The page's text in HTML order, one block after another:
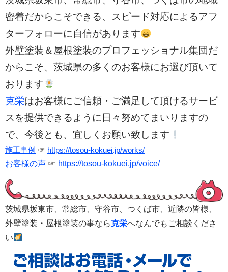
密着だからこそできる、スピード対応によるアフ
ターフォローに自信があります
外壁塗装＆屋根塗装のプロフェッショナル集団だ
からこそ、茨城県の多くのお客様にお選び頂いて
おります
克栄はお客様にご信頼・ご満足して頂けるサービ
スを提供できるように日々努めてまいりますの
で、今後とも、宜しくお願い致します
施工事例 ☞ https://tosou-kokuei.jp/works/
お客様の声 ☞ https://tosou-kokuei.jp/voice/
茨城県坂東市、常総市、守谷市、つくば市、 近隣の皆様、
外壁塗装・屋根塗装の事なら克栄へなんでもご相談くださ
い